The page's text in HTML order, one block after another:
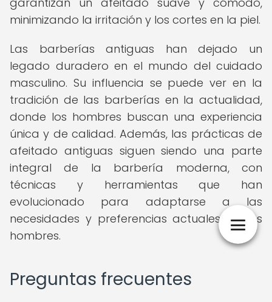
minimizando la irritación y los cortes en la piel.
Las barberías antiguas han dejado un
legado duradero en el mundo del cuidado
masculino. Su influencia se puede ver en la
tradición de las barberías en la actualidad,
donde los hombres buscan una experiencia
única y de calidad. Además, las prácticas de
afeitado antiguas siguen siendo una parte
integral de la barbería moderna, con
técnicas y herramientas que han
evolucionado para adaptarse a las
necesidades y preferencias actuales de los
hombres.
Preguntas frecuentes